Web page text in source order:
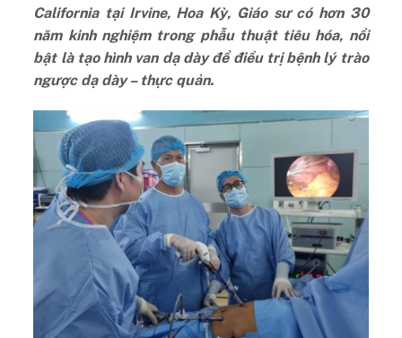
California tại Irvine, Hoa Kỳ, Giáo sư có hơn 30
năm kinh nghiệm trong phẫu thuật tiêu hóa, nổi
bật là tạo hình van dạ dày để điều trị bệnh lý trào
ngược dạ dày – thực quản.